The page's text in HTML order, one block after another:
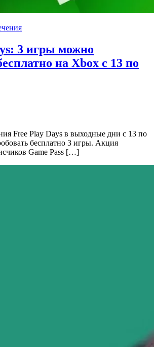
3 игры можно
на Xbox с 13 по
Free Play Days в выходные дни с 13 по
бесплатно 3 игры. Акция
Game Pass […]